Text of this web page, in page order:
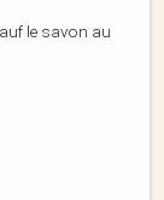
le savon au